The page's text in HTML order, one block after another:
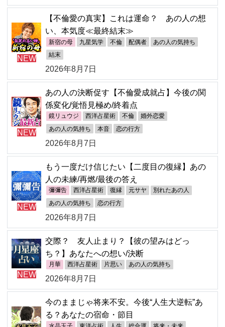
NEW
【不倫愛の真実】これは運命？ あの人の想
い、本気度≪最終結末≫
新宿の母 九星気学 不倫 配偶者 あの人の気持ち
結末
2026年8月7日
NEW
あの人の決断促す【不倫愛成就占】今後の関
係変化/覚悟見極め/終着点
鏡リュウジ 西洋占星術 不倫 婚外恋愛
あの人の気持ち 本音 恋の行方
2026年8月7日
NEW
もう一度だけ信じたい【二度目の復縁】あの
人の未練/再燃/最後の答え
彌彌告 西洋占星術 復縁 元サヤ 別れたあの人
あの人の気持ち 恋の行方
2026年8月7日
NEW
交際？ 友人止まり？【彼の望みはどっ
ち？】あなたへの想い/決断
月華 西洋占星術 片思い あの人の気持ち
2026年8月7日
今のままじゃ将来不安。今後“人生大逆転”あ
る？あなたの宿命・節目